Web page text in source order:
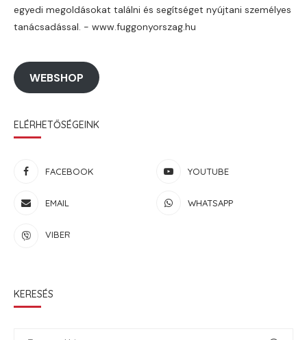
egyedi megoldásokat találni és segítséget nyújtani személyes
tanácsadással. - www.fuggonyorszag.hu
WEBSHOP
ELÉRHETŐSÉGEINK
FACEBOOK YOUTUBE
EMAIL WHATSAPP
VIBER
KERESÉS